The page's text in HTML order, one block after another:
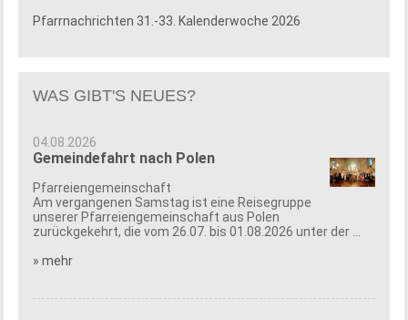
Pfarrnachrichten 31.-33. Kalenderwoche 2026
WAS GIBT'S NEUES?
04.08.2026
Gemeindefahrt nach Polen
Pfarreiengemeinschaft
Am vergangenen Samstag ist eine Reisegruppe
unserer Pfarreiengemeinschaft aus Polen
zurückgekehrt, die vom 26.07. bis 01.08.2026 unter der ...
» mehr